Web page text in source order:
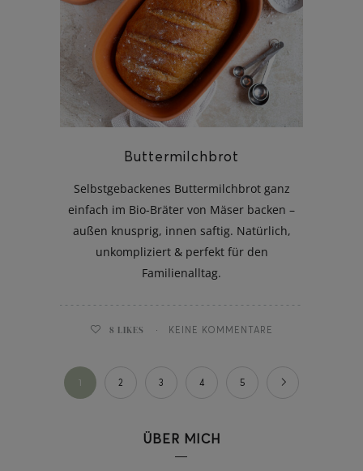
Buttermilchbrot
Selbstgebackenes Buttermilchbrot ganz
einfach im Bio-Bräter von Mäser backen –
außen knusprig, innen saftig. Natürlich,
unkompliziert & perfekt für den
Familienalltag.
8 LIKES KEINE KOMMENTARE
1 2 3 4 5
ÜBER MICH